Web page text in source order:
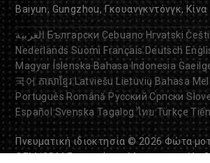
Baiyun, Gungzhou, Γκουανγκντόνγκ, Κίνα
العربية Български Cebuano Hrvatski
Nederlands Suomi Français Deutsch
Magyar Íslenska Bahasa Indonesia
국어 ភាសាខ្មែរ Latviešu Lietuvių Bahasa
Português Română Русский Српски
Español Svenska Tagalog ไทย Türkçe
Πνευματική ιδιοκτησία © 2026Φώτα
OEM/ODMΕργοστάσιο. Με την